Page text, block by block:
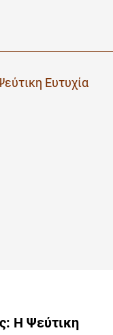
Η Ψεύτικη